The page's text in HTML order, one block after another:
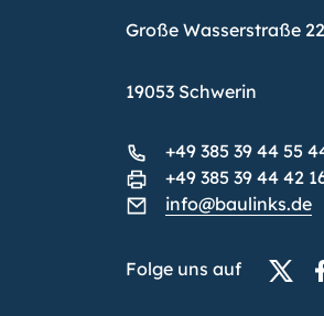
Große Wasserstraße 22
19053 Schwerin
+49 385 39 44 55
+49 385 39 44 42
info@baulinks.de
Folge uns auf